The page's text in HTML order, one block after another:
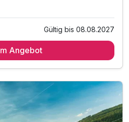
Mittagssnack mit
oder Wahlmenü
Auswahl an Getränken (Bier,
von 16-20 Uhr (im
Gültig bis 08.08.2027
Angebot